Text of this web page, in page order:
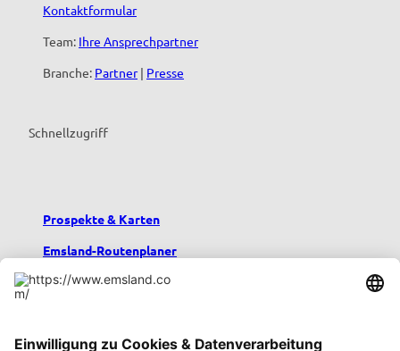
Kontaktformular
Team: Ihre Ansprechpartner
Branche: Partner| Presse
Schnellzugriff
Prospekte & Karten
Emsland-Routenplaner
Emsland-Blog
Urlaub mit Kindern